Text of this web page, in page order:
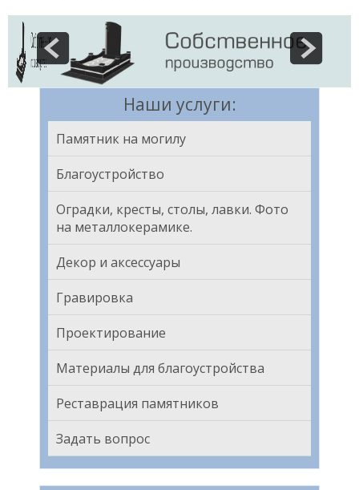
Наши услуги:
Памятник на могилу
Благоустройство
Оградки, кресты, столы, лавки. Фото
на металлокерамике.
Декор и аксессуары
Гравировка
Проектирование
Материалы для благоустройства
Реставрация памятников
Задать вопрос